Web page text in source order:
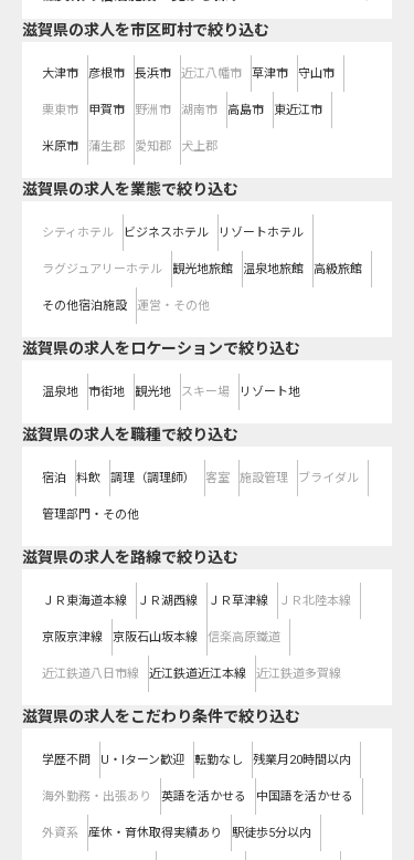
滋賀県の求人を市区町村で絞り込む
大津市 彦根市 長浜市 近江八幡市 草津市 守山市
栗東市 甲賀市 野洲市 湖南市 高島市 東近江市
米原市 蒲生郡 愛知郡 犬上郡
滋賀県の求人を業態で絞り込む
シティホテル ビジネスホテル リゾートホテル
ラグジュアリーホテル 観光地旅館 温泉地旅館 高級旅館
その他宿泊施設 運営・その他
滋賀県の求人をロケーションで絞り込む
温泉地 市街地 観光地 スキー場 リゾート地
滋賀県の求人を職種で絞り込む
宿泊 料飲 調理（調理師） 客室 施設管理 ブライダル
管理部門・その他
滋賀県の求人を路線で絞り込む
ＪＲ東海道本線 ＪＲ湖西線 ＪＲ草津線 ＪＲ北陸本線
京阪京津線 京阪石山坂本線 信楽高原鐵道
近江鉄道八日市線 近江鉄道近江本線 近江鉄道多賀線
滋賀県の求人をこだわり条件で絞り込む
学歴不問 U・Iターン歓迎 転勤なし 残業月20時間以内
海外勤務・出張あり 英語を活かせる 中国語を活かせる
外資系 産休・育休取得実績あり 駅徒歩5分以内